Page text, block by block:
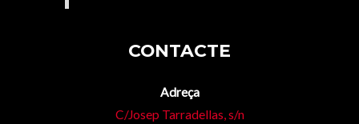
CONTACTE
Adreça
C/Josep Tarradellas, s/n